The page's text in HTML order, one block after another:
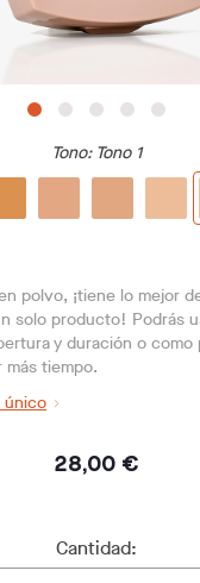
Tono: Tono 1
polvo, ¡tiene lo mejor
solo producto! Podrás
y duración o
tiempo.
único
28,00 €
Cantidad: